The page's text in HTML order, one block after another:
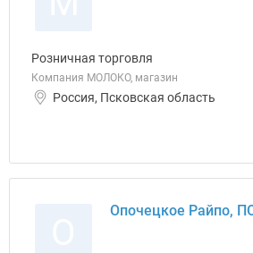
Розничная торговля
Компания МОЛОКО, магазин
Россия, Псковская область
Опочецкое Райпо,